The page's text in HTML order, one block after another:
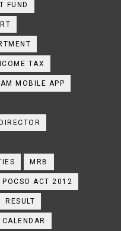
FUND
TAX
MOBILE APP
MRB
POCSO ACT 2012
RESULT